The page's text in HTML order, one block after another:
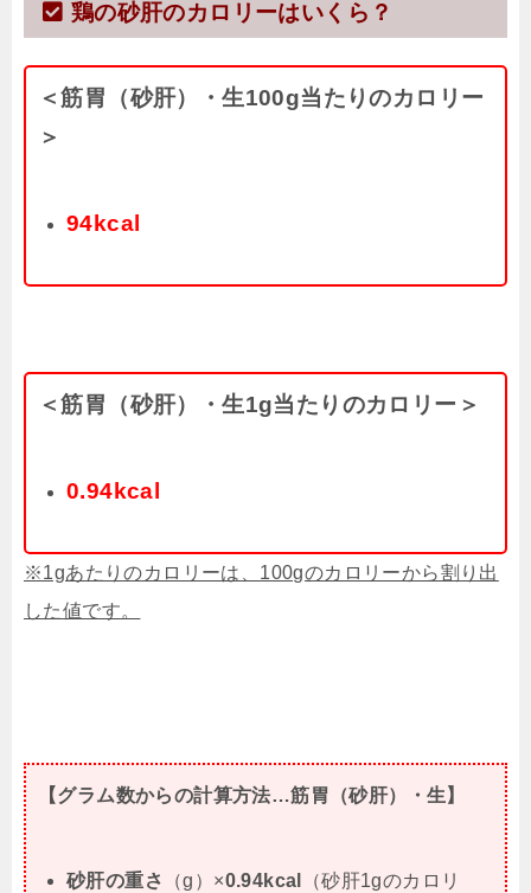
鶏の砂肝のカロリーはいくら？
＜筋胃（砂肝）・生100g当たりのカロリー
＞
94kcal
＜筋胃（砂肝）・生1g当たりのカロリー＞
0.94kcal
※1gあたりのカロリーは、100gのカロリーから割り出
した値です。
【グラム数からの計算方法…筋胃（砂肝）・生】
砂肝の重さ （g）×0.94kcal
（砂肝1gのカロリ